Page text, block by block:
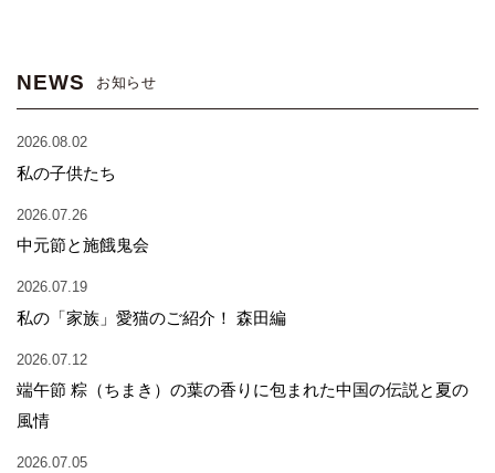
NEWS お知らせ
2026.08.02
私の子供たち
2026.07.26
中元節と施餓鬼会
2026.07.19
私の「家族」愛猫のご紹介！ 森田編
2026.07.12
端午節 粽（ちまき）の葉の香りに包まれた中国の伝説と夏の
風情
2026.07.05